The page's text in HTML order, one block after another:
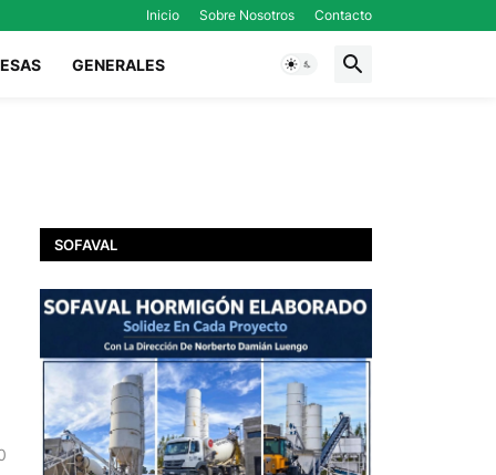
Inicio Sobre Nosotros Contacto
GENERALES
SOFAVAL